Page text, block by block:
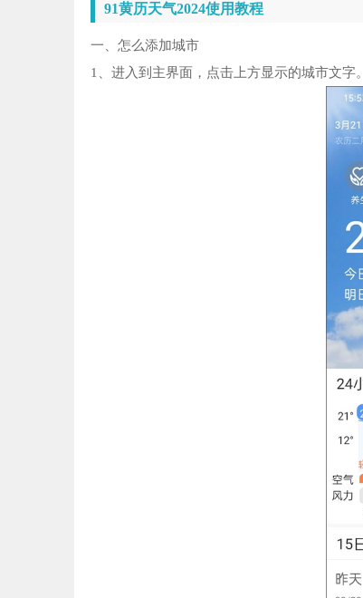
91黄历天气2024使用教程
一、怎么添加城市
1、进入到主界面，点击上方显示的城市文字。